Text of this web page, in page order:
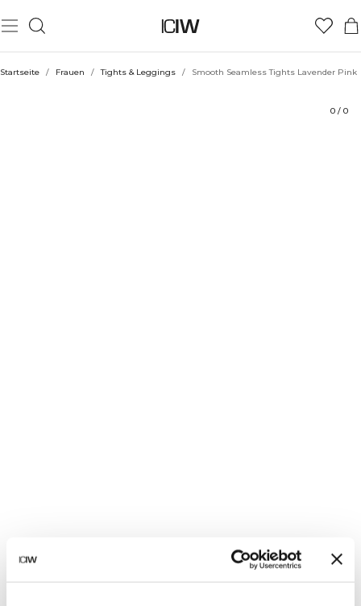
Startseite / Frauen / Tights & Leggings / Smooth Seamless Tights Lavender Pink
0 / 0